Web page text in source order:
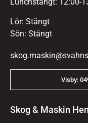
Lör: Stängt
Sön: Stängt
Visby:
Skog & Maskin